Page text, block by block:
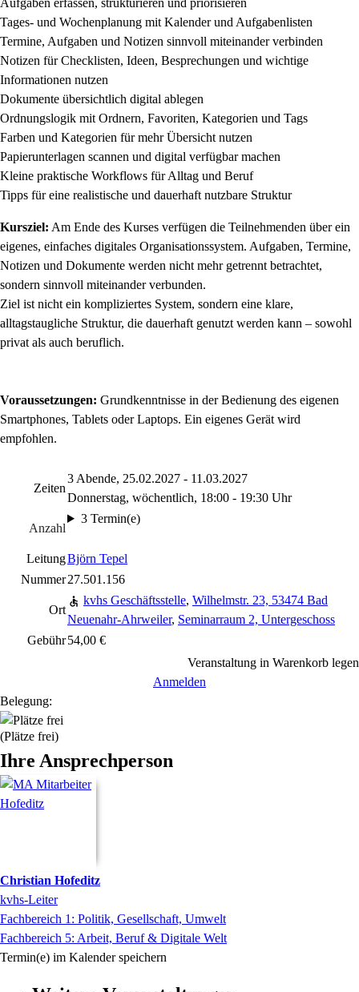
Aufgaben erfassen, strukturieren und priorisieren
Tages- und Wochenplanung mit Kalender und Aufgabenlisten
Termine, Aufgaben und Notizen sinnvoll miteinander verbinden
Notizen für Checklisten, Ideen, Besprechungen und wichtige
Informationen nutzen
Dokumente übersichtlich digital ablegen
Ordnungslogik mit Ordnern, Favoriten, Kategorien und Tags
Farben und Kategorien für mehr Übersicht nutzen
Papierunterlagen scannen und digital verfügbar machen
Kleine praktische Workflows für Alltag und Beruf
Tipps für eine realistische und dauerhaft nutzbare Struktur
Kursziel: Am Ende des Kurses verfügen die Teilnehmenden über ein
eigenes, einfaches digitales Organisationssystem. Aufgaben, Termine,
Notizen und Dokumente werden nicht mehr getrennt betrachtet,
sondern sinnvoll miteinander verbunden.
Ziel ist nicht ein kompliziertes System, sondern eine klare,
alltagstaugliche Struktur, die dauerhaft genutzt werden kann – sowohl
privat als auch beruflich.
Voraussetzungen: Grundkenntnisse in der Bedienung des eigenen
Smartphones, Tablets oder Laptops. Ein eigenes Gerät wird
empfohlen.
Zeiten
3 Abende, 25.02.2027 - 11.03.2027
Donnerstag, wöchentlich, 18:00 - 19:30 Uhr
Anzahl
3 Termin(e)
LeitungBjörn Tepel
Nummer27.501.156
Ort
kvhs Geschäftsstelle, Wilhelmstr. 23, 53474 Bad
Neuenahr-Ahrweiler, Seminarraum 2, Untergeschoss
Gebühr54,00 €
Veranstaltung in Warenkorb legen
Anmelden
Belegung:
(Plätze frei)
Ihre Ansprechperson
Christian Hofeditz
kvhs-Leiter
Fachbereich 1: Politik, Gesellschaft, Umwelt
Fachbereich 5: Arbeit, Beruf & Digitale Welt
Termin(e) im Kalender speichern